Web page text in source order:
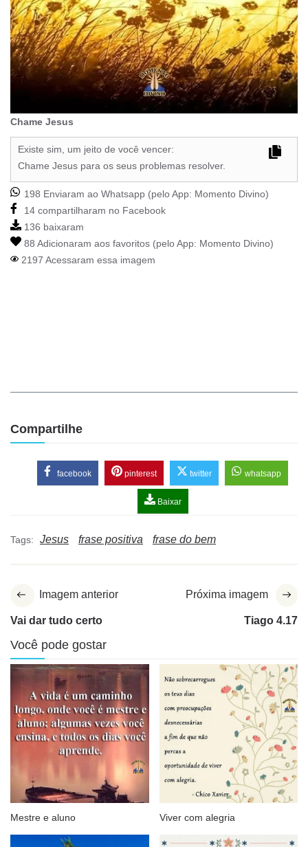
Chame Jesus
Existe sim, um jeito de você vencer:
Chame Jesus para os seus problemas resolver.
198 Enviaram ao Whatsapp (pelo App: Momento Divino)
14 compartilharam no Facebook
136 baixaram
88 Adicionaram aos favoritos (pelo App: Momento Divino)
2197 Acessaram essa imagem
Compartilhe
facebook pinterest twitter whatsapp
Baixar
Tags: Jesus frase positiva frase do bem
Imagem anterior
Vai dar tudo certo
Próxima imagem
Tiago 4.17
Você pode gostar
Mestre e aluno Viver com alegria